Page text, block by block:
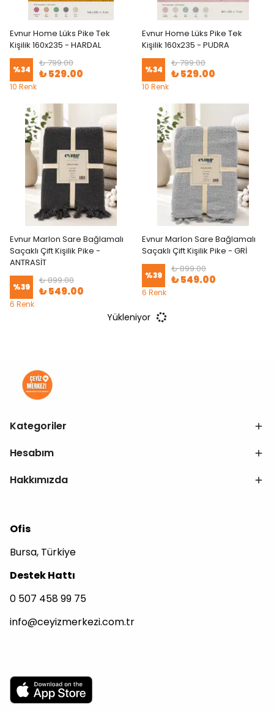
Evnur Home Lüks Pike Tek
Kişilik 160x235 - HARDAL
%34
₺ 799.00
₺ 529.00
10 Renk
Evnur Home Lüks Pike Tek
Kişilik 160x235 - PUDRA
%34
₺ 799.00
₺ 529.00
10 Renk
Evnur Marlon Sare Bağlamalı
Saçaklı Çift Kişilik Pike -
ANTRASİT
%39
₺ 899.00
₺ 549.00
6 Renk
Evnur Marlon Sare Bağlamalı
Saçaklı Çift Kişilik Pike - GRİ
%39
₺ 899.00
₺ 549.00
6 Renk
Yükleniyor
Kategoriler
Hesabım
Hakkımızda
Ofis
Bursa, Türkiye
Destek Hattı
0 507 458 99 75
info@ceyizmerkezi.com.tr